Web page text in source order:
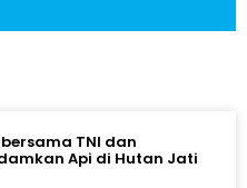
bersama TNI dan
Api di Hutan Jati